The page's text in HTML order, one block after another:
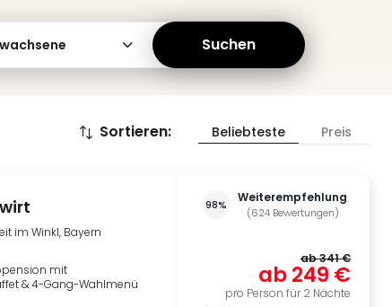
Suchen
Sortieren: Beliebteste Preis
im Winkl, Bayern
mit
& 4-Gang-Wahlmenü
98% Weiterempfehlung
(624 Bewertungen)
ab341 €
ab249 €
pro Person für 2 Nächte